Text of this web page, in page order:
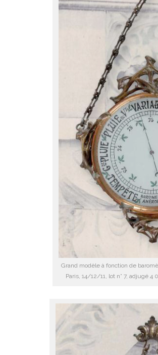
Grand modèle à fonction de
Paris, 14/12/11, lot n° 7, adjugé 4